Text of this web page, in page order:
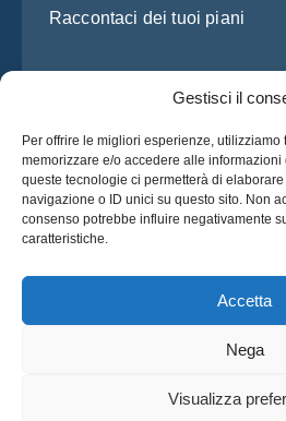
Gestisci il
Per offrire le migliori esperienze,
memorizzare e/o accedere alle
queste tecnologie ci permetterà di
navigazione o ID unici su questo sito. Non
consenso potrebbe influire negativamente
caratteristiche.
Accetta
Nega
Visualizza
© 2025 OsaBus © Tutti i
Ho letto e accetto l’Informativa
Richiedi un
Richiedi un